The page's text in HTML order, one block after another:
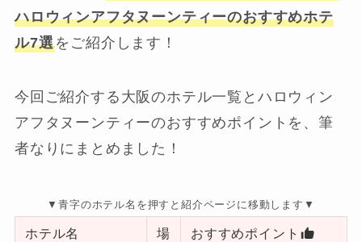
ハロウィンアフタヌーンティーのおすすめホテ
ル7選をご紹介します！
今回ご紹介する大阪のホテル一覧とハロウィン
アフタヌーンティーのおすすめポイントを、筆
者なりにまとめました！
▼青字のホテル名を押すと紹介ページに移動します▼
ホテル名
場
おすすめポイント